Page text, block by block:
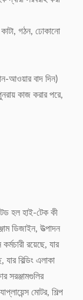
কাটা, গঠন, ঢোকানো
আওয়ার বাদ দিন)
কাজ করার পরে,
হল হাই-টেক কী
ডিজাইন, উত্পাদন
রয়েছে, যার
বিল্ডিং এলাকা
সরঞ্জামগুলির
মোটর, শিল্প